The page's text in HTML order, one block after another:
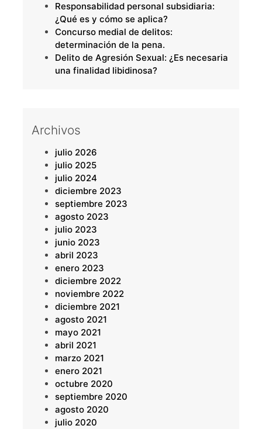
Responsabilidad personal subsidiaria:
¿Qué es y cómo se aplica?
Concurso medial de delitos:
determinación de la pena.
Delito de Agresión Sexual: ¿Es necesaria
una finalidad libidinosa?
Archivos
julio 2026
julio 2025
julio 2024
diciembre 2023
septiembre 2023
agosto 2023
julio 2023
junio 2023
abril 2023
enero 2023
diciembre 2022
noviembre 2022
diciembre 2021
agosto 2021
mayo 2021
abril 2021
marzo 2021
enero 2021
octubre 2020
septiembre 2020
agosto 2020
julio 2020